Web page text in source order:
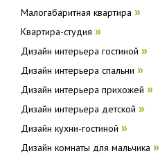
Малогабаритная квартира »
Квартира-студия »
Дизайн интерьера гостиной »
Дизайн интерьера спальни »
Дизайн интерьера прихожей »
Дизайн интерьера детской »
Дизайн кухни-гостиной »
Дизайн комнаты для мальчика »